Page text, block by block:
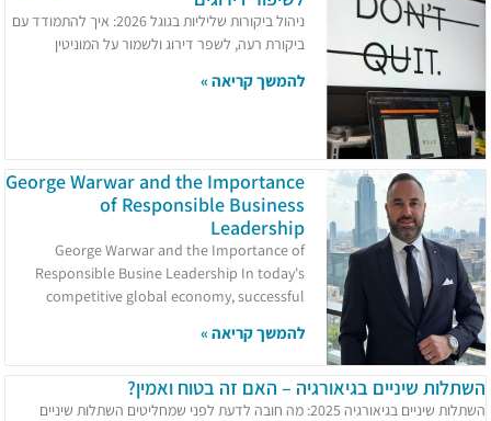
ניהול ביקורות שליליות בגוגל 2026: איך להתמודד עם
ביקורת רעה, לשפר דירוג ולשמור על המוניטין
להמשך קריאה »
George Warwar and the Importance
of Responsible Business
Leadership
George Warwar and the Importance of
Responsible Busine Leadership In today's
competitive global economy, successful
להמשך קריאה »
השתלות שיניים בגיאורגיה – האם זה בטוח ואמין?
השתלות שיניים בגיאורגיה 2025: מה חובה לדעת לפני שמחליטים השתלות שיניים